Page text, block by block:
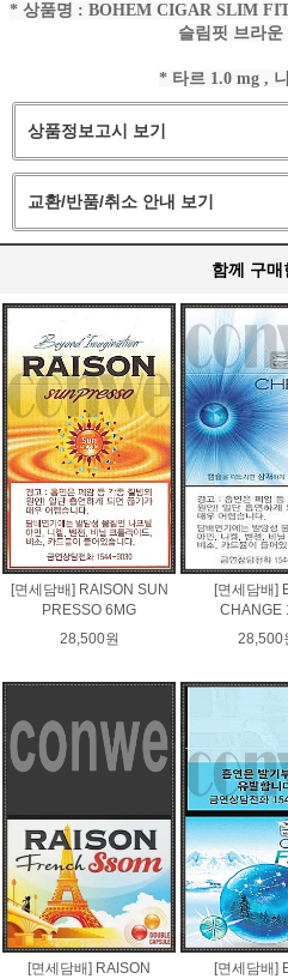
* 상품명 : BOHEM CIGAR SLIM
슬림핏 브라운
* 타르 1.0 mg ,
상품정보고시 보기
교환/반품/취소 안내 보기
함께 구매
[면세담배] RAISON SUN
PRESSO 6MG
28,500원
[면세담배]
CHANGE
28,500
[면세담배] RAISON
[면세담배]